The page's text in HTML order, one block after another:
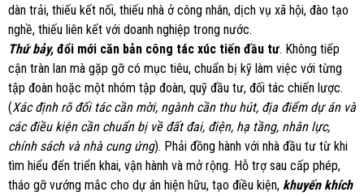
dàn trải, thiếu kết nối, thiếu nhà ở công nhân, dịch vụ xã hội, đào tạo
nghề, thiếu liên kết với doanh nghiệp trong nước.
Thứ bảy, đổi mới căn bản công tác xúc tiến đầu tư. Không tiếp
cận tràn lan mà gặp gỡ có mục tiêu, chuẩn bị kỹ làm việc với từng
tập đoàn hoặc một nhóm tập đoàn, quỹ đầu tư, đối tác chiến lược.
(Xác định rõ đối tác cần mời, ngành cần thu hút, địa điểm dự án và
các điều kiện cần chuẩn bị về đất đai, điện, hạ tầng, nhân lực,
chính sách và nhà cung ứng). Phải đồng hành với nhà đầu tư từ khi
tìm hiểu đến triển khai, vận hành và mở rộng. Hỗ trợ sau cấp phép,
tháo gỡ vướng mắc cho dự án hiện hữu, tạo điều kiện, khuyến khích